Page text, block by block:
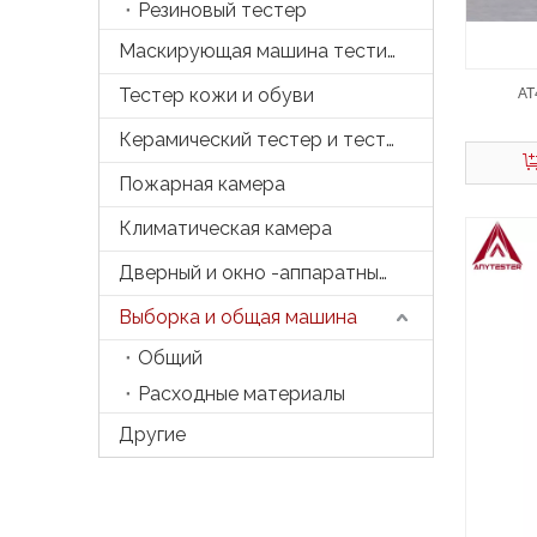
Резиновый тестер
Маскирующая машина тестирования
Тестер кожи и обуви
Керамический тестер и тесто
Пожарная камера
Климатическая камера
Дверный и окно -аппаратный тестер
Выборка и общая машина
Общий
Расходные материалы
Другие